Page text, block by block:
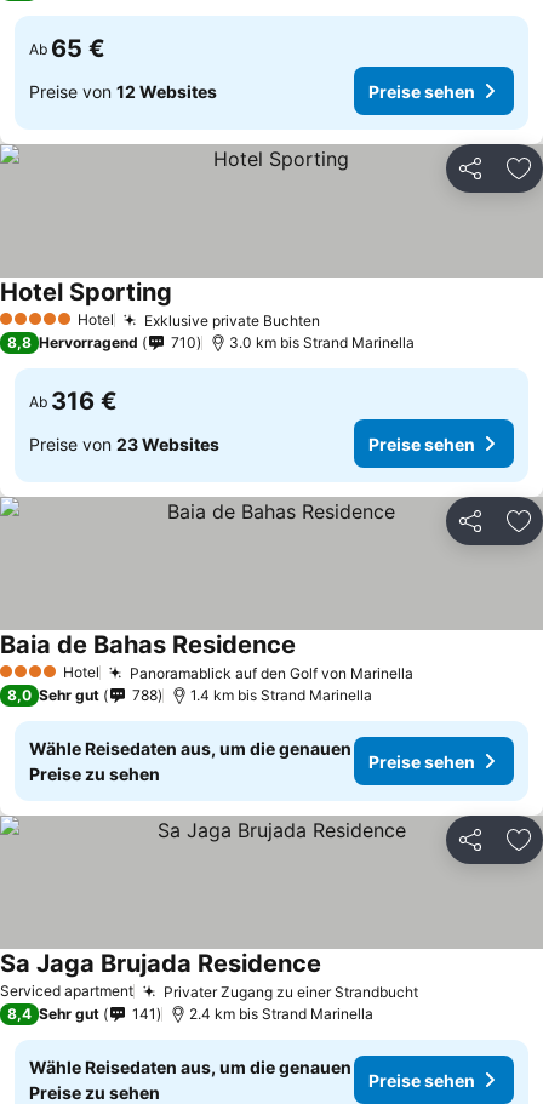
Ab 65 €
Preise von 12 Websites Preise sehen
Teilen
5 Sterne Hotel Exklusive private Buchten
Hotel Sporting
8,8 Hervorragend 710 3.0 km bis Strand Marinella
Ab 316 €
Preise von 23 Websites Preise sehen
Teilen
4 Sterne Hotel Panoramablick auf den Golf von Marinella
Baia de Bahas Residence
8,0 Sehr gut 788 1.4 km bis Strand Marinella
Wähle Reisedaten aus, um die genauen
Preise zu sehen
Preise sehen
Teilen
Serviced apartment Privater Zugang zu einer Strandbucht
Sa Jaga Brujada Residence
8,4 Sehr gut 141 2.4 km bis Strand Marinella
Wähle Reisedaten aus, um die genauen
Preise zu sehen
Preise sehen